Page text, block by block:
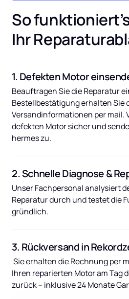
So
Ihr
1. Defekten Motor
Beauftragen Sie die Reparatur
Bestellbestätigung erhalten Sie
Versandinformationen per mail.
defekten Motor sicher und
hermes zu.
2. Schnelle Diagnose &
Unser Fachpersonal analysiert
Reparatur durch und testet die
gründlich.
3. Rückversand in
Ihren reparierten Motor am Tag
zurück – inklusive 24 Monate